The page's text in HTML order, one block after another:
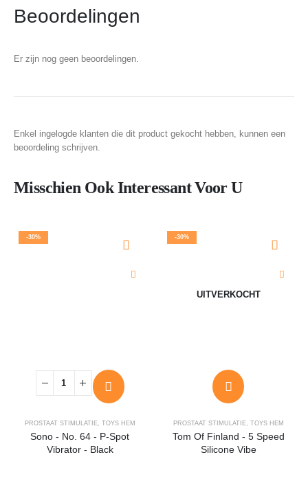
Beoordelingen
Er zijn nog geen beoordelingen.
Enkel ingelogde klanten die dit product gekocht hebben, kunnen een
beoordeling schrijven.
Misschien Ook Interessant Voor U
-30%
PROSTAAT STIMULATIE, TOYS HEM
Sono - No. 64 - P-Spot
Vibrator - Black
-30%
UITVERKOCHT
PROSTAAT STIMULATIE, TOYS HEM
Tom Of Finland - 5 Speed
Silicone Vibe